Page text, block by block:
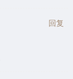
回复